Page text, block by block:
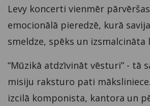
Levy koncerti vienmēr
emocionālā pieredzē, kurā
smeldze, spēks un izsmalcināta
“Mūzikā atdzīvināt vēsturi” - tā
misiju raksturo pati
izcilā komponista, kantora un